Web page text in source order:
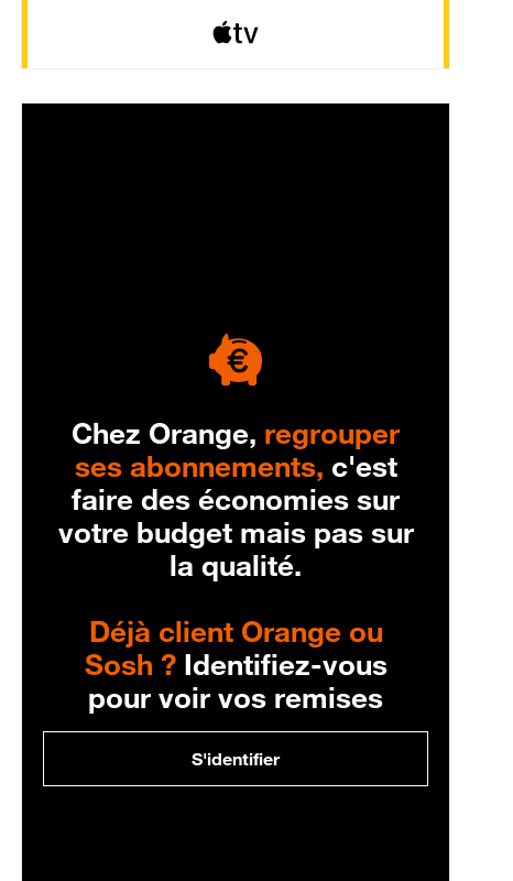
Chez Orange, regrouper
ses abonnements, c'est
faire des économies sur
votre budget mais pas sur
la qualité.
Déjà client Orange ou
Sosh ?Identifiez-vous
pour voir vos remises
S'identifier